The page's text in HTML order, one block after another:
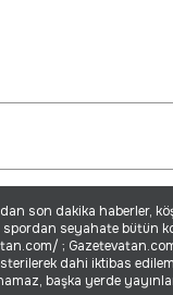
son dakika haberler,
seyahate bütün
;
dahi iktibas
başka yerde